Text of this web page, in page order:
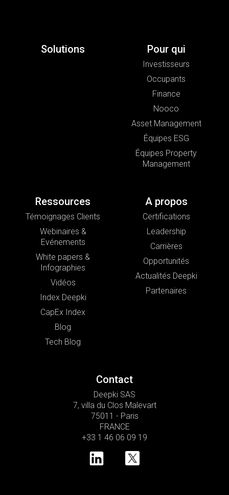
Solutions Pour qui
Investisseurs
Occupants
Finance
Nooco
Asset Management
Équipes ESG
Équipes Property
Management
Ressources
Témoignages Clients
Webinaires &
Evénements
White papers &
Infographies
Vidéos
Index Deepki
CapEx Index
Blog
Tech Blog
A propos
Certifications
Leadership
Carrières
Opportunités
Actualités Deepki
Partenaires
Contact
Deepki SAS
7, villa du Clos Malevart
75011 - Paris
FRANCE
+33 1 46 06 09 19